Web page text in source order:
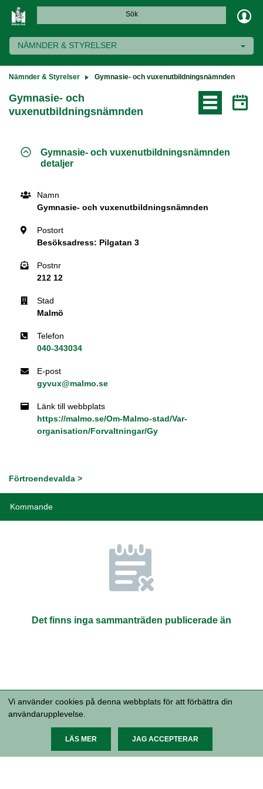
Sök
NÄMNDER & STYRELSER
Nämnder & Styrelser Gymnasie- och vuxenutbildningsnämnden
Gymnasie- och
vuxenutbildningsnämnden
Gymnasie- och vuxenutbildningsnämnden
detaljer
NamnNamn
Gymnasie- och vuxenutbildningsnämnden
Postort
Postort
Besöksadress: Pilgatan 3
Postnr
Postnr
212 12
Stad
Stad
Malmö
Telefon
Telefon
040-343034
E-post
E-post
gyvux@malmo.se
Länk till webbplats
Länk till webbplats
https://malmo.se/Om-Malmo-stad/Var-
organisation/Forvaltningar/Gy
Förtroendevalda >
Kommande
Det finns inga sammanträden publicerade än
Malmö stad, 205 80 Malmö 040-34 10
1124Tillgänglighetsredogörelse
Vi använder cookies på denna webbplats för att förbättra din
användarupplevelse.